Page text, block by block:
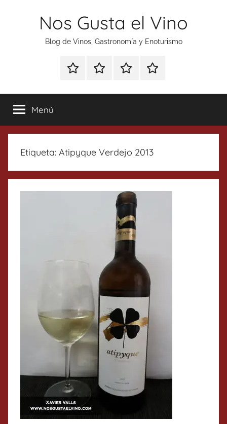
Nos Gusta el Vino
Blog de Vinos, Gastronomía y Enoturismo
Especial
Tonics
Enoturismo
Gastronomía
RankingContacto
Menú
Etiqueta: Atipyque Verdejo 2013